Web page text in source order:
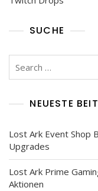
SUCHE
Search
NEUESTE
Lost Ark Event Shop
Upgrades
Lost Ark Prime
Aktionen